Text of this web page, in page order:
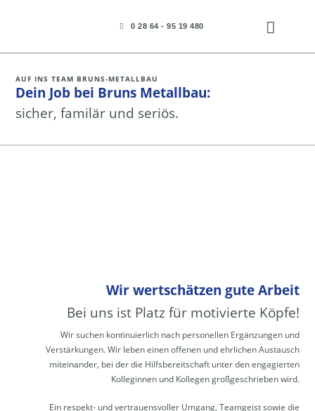
0 28 64 - 95 19 480
AUF INS TEAM BRUNS-METALLBAU
Dein Job bei Bruns Metallbau:
sicher, familär und seriös.
Wir wertschätzen gute Arbeit
Bei uns ist Platz für motivierte Köpfe!
Wir suchen kontinuierlich nach personellen Ergänzungen und
Verstärkungen. Wir leben einen offenen und ehrlichen Austausch
miteinander, bei der die Hilfsbereitschaft unter den engagierten
Kolleginnen und Kollegen großgeschrieben wird.
Ein respekt- und vertrauensvoller Umgang, Teamgeist sowie die